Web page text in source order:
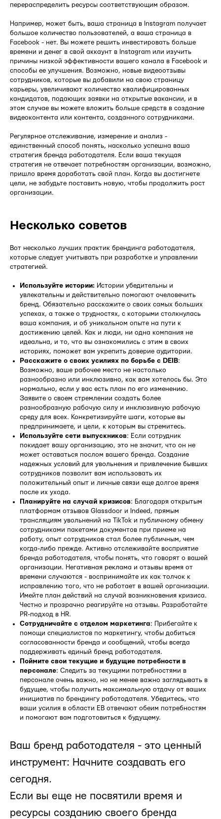
перераспределить ресурсы соответствующим образом.
Например, может быть, ваша страница в Instagram получает
большое количество пользователей, а ваша страница в
Facebook - нет. Вы можете решить инвестировать больше
времени и денег в свой аккаунт в Instagram или изучить
причины низкой эффективности вашего канала в Facebook и
способы ее улучшения. Возможно, новые видеоотзывы
сотрудников, которые вы добавили на свою страницу
карьеры, увеличивают количество квалифицированных
кандидатов, подающих заявки на открытые вакансии, и в
этом случае вы можете вложить больше средств в создание
видеоконтента или контента, созданного сотрудниками.
Регулярное отслеживание, измерение и анализ -
единственный способ понять, насколько успешна ваша
стратегия бренда работодателя. Если ваша текущая
стратегия не отвечает потребностям организации, возможно,
пришло время доработать свой план. Когда вы достигнете
цели, не забудьте поставить новую, чтобы продолжить рост
организации.
Несколько советов
Вот несколько лучших практик брендинга работодателя,
которые следует учитывать при разработке и управлении
стратегией.
Используйте истории: Истории убедительны и
увлекательны и действительно помогают очеловечить
бренд. Обязательно расскажите о своих самых больших
успехах, а также о трудностях, с которыми столкнулась
ваша компания, и об уникальном опыте на пути к
достижению целей. Как и люди, ни одна компания не
идеальна, и то, что вы ознакомились с этим в своих
историях, поможет вам укрепить доверие аудитории.
Расскажите о своих усилиях по борьбе с DEIB:
Возможно, ваше рабочее место не настолько
разнообразно или инклюзивно, как вам хотелось бы. Это
нормально, если у вас есть план по его изменению.
Заявите о своем стремлении создать более
разнообразную рабочую силу и инклюзивную рабочую
среду для всех. Конкретизируйте шаги, которые вы
предпринимаете, и цели, к которым вы стремитесь.
Используйте сети выпускников: Если сотрудник
покидает вашу организацию, это не значит, что он не
может оставаться послом вашего бренда. Создание
надежных условий для увольнения и привлечение бывших
сотрудников позволит вам использовать их
положительный опыт и личные связи еще долгое время
после их ухода.
Планируйте на случай кризисов: Благодаря открытым
платформам отзывов Glassdoor и Indeed, прямым
трансляциям увольнений на TikTok и публичному обмену
сотрудниками пакетами документов при приеме на
работу, опыт сотрудников стал более публичным, чем
когда-либо прежде. Активно отслеживайте восприятие
бренда работодателя, чтобы понять, что говорят о вашей
организации. Негативная реклама и отзывы время от
времени случаются - воспринимайте их как толчок к
исправлению того, что не работает в вашей организации.
Имейте план действий на случай возникновения кризиса.
Честно и прозрачно реагируйте на отзывы. Разработайте
PR-подход в HR.
Сотрудничайте с отделом маркетинга: Прибегайте к
помощи специалистов по маркетингу, чтобы добиться
согласованности бренда и сообщений, чтобы всегда
поддерживать единый бренд работодателя.
Поймите свои текущие и будущие потребности в
персонале: Следить за текущими потребностями в
персонале очень важно, но не менее важно заглядывать в
будущее, чтобы получить максимальную отдачу от ваших
инициатив по брендингу работодателя. Убедитесь, что
ваши усилия в области EB отвечают обеим потребностям
и помогают вам подготовиться к будущему.
Ваш бренд работодателя - это ценный
инструмент: Начните создавать его
сегодня.
Если вы еще не посвятили время и
ресурсы созданию своего бренда